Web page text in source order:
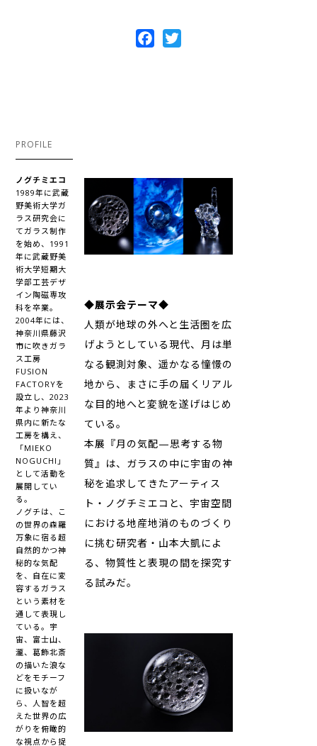
Facebook
PROFILE
ノグチミエコ
1989年に武蔵
野美術大学ガ
ラス研究会に
てガラス制作
を始め、1991
年に武蔵野美
術大学短期大
学部工芸デザ
イン陶磁専攻
科を卒業。
2004年には、
神奈川県藤沢
市に吹きガラ
ス工房
FUSION
FACTORYを
設立し、2023
年より神奈川
県内に新たな
工房を構え、
「MIEKO
NOGUCHI」
として活動を
展開してい
る。
ノグチは、こ
の世界の森羅
万象に宿る超
自然的かつ神
秘的な気配
を、自在に変
容するガラス
という素材を
通して表現し
ている。宇
宙、富士山、
瀧、葛飾北斎
の描いた浪な
どをモチーフ
に扱いなが
ら、人智を超
えた世界の広
がりを俯瞰的
な視点から捉
◆展示会テーマ◆
人類が地球の外へと生活圏を広
げようとしている現代、月は単
なる観測対象、遥かなる憧憬の
地から、まさに手の届くリアル
な目的地へと変貌を遂げはじめ
ている。
本展『月の気配—思考する物
質』は、ガラスの中に宇宙の神
秘を追求してきたアーティス
ト・ノグチミエコと、宇宙空間
における地産地消のものづくり
に挑む研究者・山本大凱によ
る、物質性と表現の間を探究す
る試みだ。